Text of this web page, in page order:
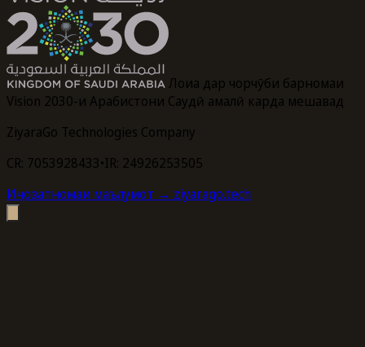
Лоиҳа дар чорчӯби барномаи
Vision 2030-и Арабистони Саудӣ амалӣ карда мешавад
ZiyaraGo Technologies Company
CR: 7053928433•IR: 24926253505
Иҷозатномаи маълумот → ziyarago.tech